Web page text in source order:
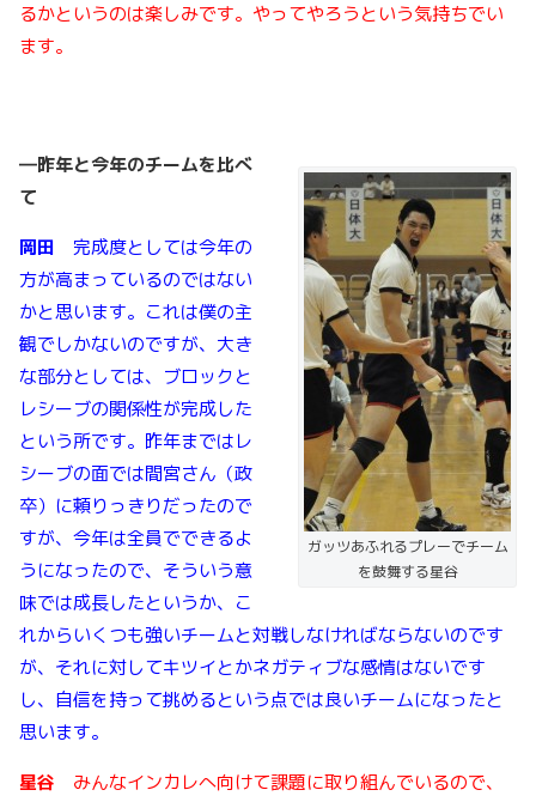
るかというのは楽しみです。やってやろうという気持ちでい
ます。
ガッツあふれるプレーでチーム
を鼓舞する星谷
―昨年と今年のチームを比べ
て
岡田 完成度としては今年の
方が高まっているのではない
かと思います。これは僕の主
観でしかないのですが、大き
な部分としては、ブロックと
レシーブの関係性が完成した
という所です。昨年まではレ
シーブの面では間宮さん（政
卒）に頼りっきりだったので
すが、今年は全員でできるよ
うになったので、そういう意
味では成長したというか、こ
れからいくつも強いチームと対戦しなければならないのです
が、それに対してキツイとかネガティブな感情はないです
し、自信を持って挑めるという点では良いチームになったと
思います。
星谷 みんなインカレへ向けて課題に取り組んでいるので、